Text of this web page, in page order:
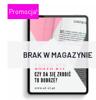
BRAK W MAGAZYNIE
Promocja!